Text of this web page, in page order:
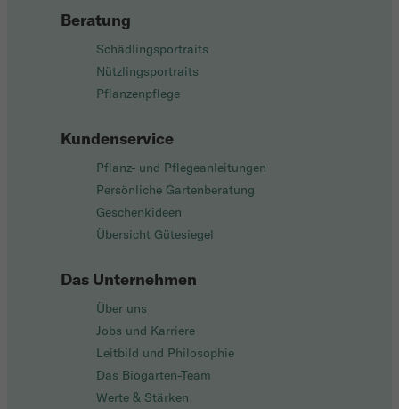
Beratung
Schädlingsportraits
Nützlingsportraits
Pflanzenpflege
Kundenservice
Pflanz- und Pflegeanleitungen
Persönliche Gartenberatung
Geschenkideen
Übersicht Gütesiegel
Das Unternehmen
Über uns
Jobs und Karriere
Leitbild und Philosophie
Das Biogarten-Team
Werte & Stärken